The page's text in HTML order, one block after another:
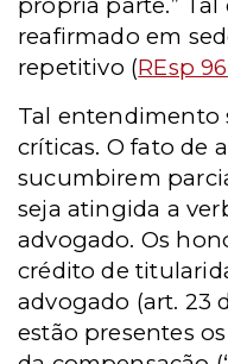
reafirmado em
repetitivo (REsp
Tal entendimento
críticas. O fato de
sucumbirem
seja atingida a
advogado. Os
crédito de
advogado (art. 23
estão presentes